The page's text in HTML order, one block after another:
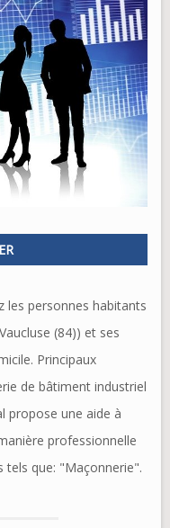
les personnes habitants
(84)) et ses
Principaux
de bâtiment industriel
propose une aide à
professionnelle
tels que: "Maçonnerie".